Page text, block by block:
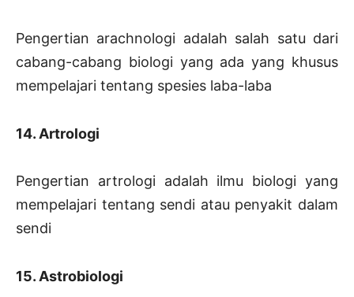
Pengertian arachnologi adalah salah satu dari
cabang-cabang biologi yang ada yang khusus
mempelajari tentang spesies laba-laba
14. Artrologi
Pengertian artrologi adalah ilmu biologi yang
mempelajari tentang sendi atau penyakit dalam
sendi
15. Astrobiologi